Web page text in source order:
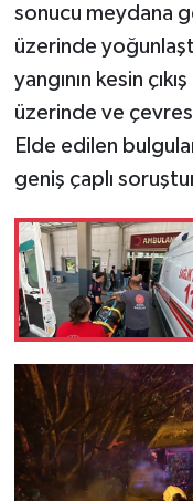
sonucu meydana
üzerinde
yangının kesin
üzerinde ve
Elde edilen
geniş çaplı